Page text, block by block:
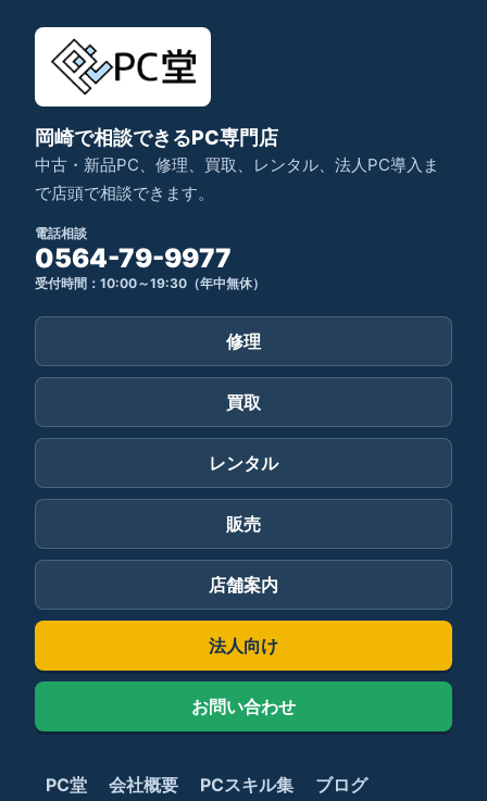
岡崎で相談できるPC専門店
中古・新品PC、修理、買取、レンタル、法人PC導入ま
で店頭で相談できます。
電話相談
0564-79-9977
受付時間：10:00～19:30（年中無休）
修理
買取
レンタル
販売
店舗案内
法人向け
お問い合わせ
PC堂 会社概要 PCスキル集 ブログ